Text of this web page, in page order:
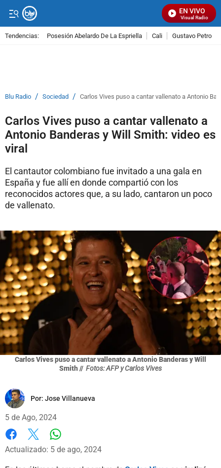
EN VIVO
Señal Visual Radio
Tendencias: Posesión Abelardo De La Espriella Cali Gustavo Petro
Blu Radio / Sociedad / Carlos Vives puso a cantar vallenato a Antonio
Carlos Vives puso a cantar vallenato a
Antonio Banderas y Will Smith: video es
viral
El cantautor colombiano fue invitado a una gala en
España y fue allí en donde compartió con los
reconocidos actores que, a su lado, cantaron un poco
de vallenato.
Carlos Vives puso a cantar vallenato a Antonio Banderas y Will
Smith // Fotos: AFP y Carlos Vives
Por: Jose Villanueva
5 de Ago, 2024
Facebook
X
Actualizado: 5 de ago, 2024